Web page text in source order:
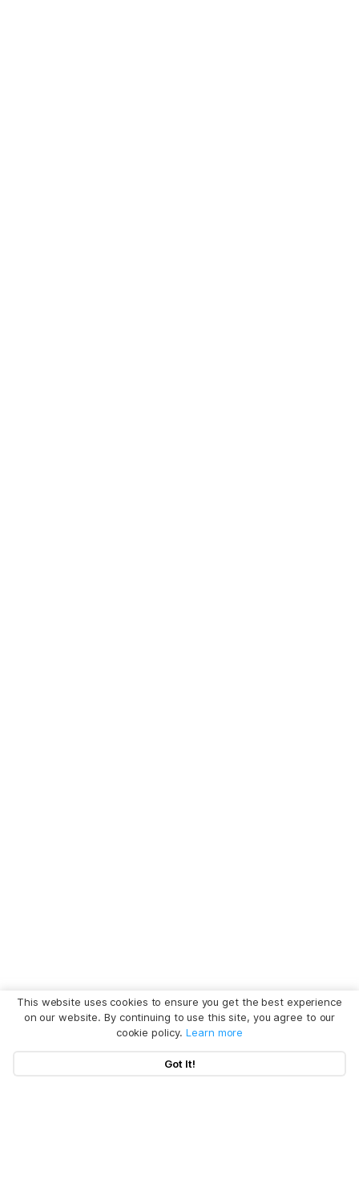
This website uses cookies to ensure you get the best experience
on our website. By continuing to use this site, you agree to our
cookie policy.Learn more
Got It!